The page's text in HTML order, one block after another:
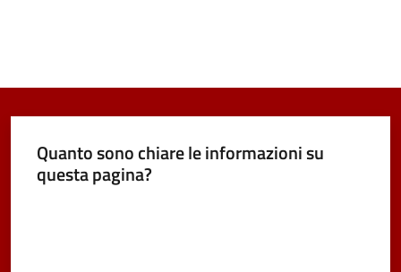
Quanto sono chiare le informazioni su
questa pagina?